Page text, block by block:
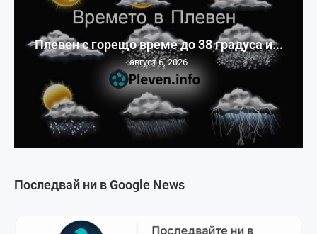
Последвай ни в Google News
Плевен с горещо време до 38 градуса и...
август 6, 2026